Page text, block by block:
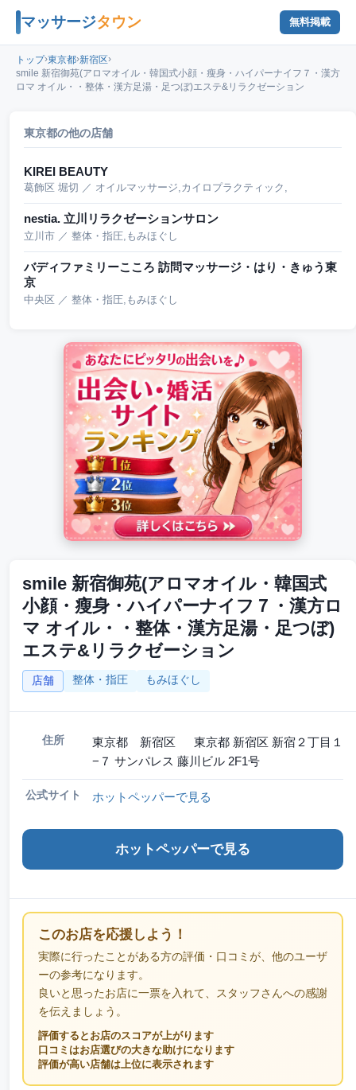
マッサージタウン 無料掲載
トップ›東京都›新宿区›
smile 新宿御苑(アロマオイル・韓国式小顔・瘦身・ハイパーナイフ７・漢方
ロマ オイル・・整体・漢方足湯・足つぼ)エステ&リラクゼーション
smile 新宿御苑(アロマオイル・韓国式
小顔・瘦身・ハイパーナイフ７・漢方ロ
マ オイル・・整体・漢方足湯・足つぼ)
エステ&リラクゼーション
店舗 整体・指圧 もみほぐし
住所
東京都 新宿区 東京都 新宿区 新宿２丁目１
−７ サンパレス 藤川ビル 2F1号
公式サイト ホットペッパーで見る
ホットペッパーで見る
このお店を応援しよう！
実際に行ったことがある方の評価・口コミが、他のユーザ
ーの参考になります。
良いと思ったお店に一票を入れて、スタッフさんへの感謝
を伝えましょう。
評価するとお店のスコアが上がります
口コミはお店選びの大きな助けになります
評価が高い店舗は上位に表示されます
東京都の他の店舗
KIREI BEAUTY
葛飾区 堀切 ／ オイルマッサージ,カイロプラクティック,
nestia. 立川リラクゼーションサロン
立川市 ／ 整体・指圧,もみほぐし
バディファミリーこころ 訪問マッサージ・はり・きゅう東
京
中央区 ／ 整体・指圧,もみほぐし